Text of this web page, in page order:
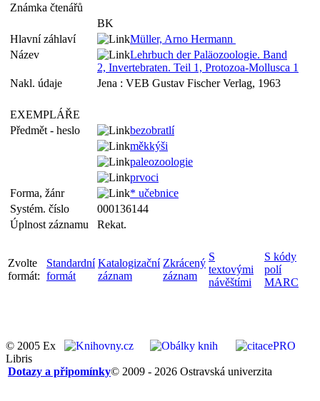
Známka čtenářů
BK
Hlavní záhlaví
Müller, Arno Hermann
Název
Lehrbuch der Paläozoologie. Band
2, Invertebraten. Teil 1, Protozoa-Mollusca 1
Nakl. údaje
Jena : VEB Gustav Fischer Verlag, 1963
EXEMPLÁŘE
Předmět - heslo
bezobratlí
měkkýši
paleozoologie
prvoci
Forma, žánr
* učebnice
Systém. číslo
000136144
Úplnost záznamu
Rekat.
Zvolte
formát:
Standardní
formát
Katalogizační
záznam
Zkrácený
záznam
S
textovými
návěštími
S kódy
polí
MARC
© 2005 Ex
Libris
© 2009 - 2026 Ostravská univerzita
Dotazy a připomínky